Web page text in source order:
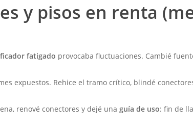
y pisos en renta
fatigado provocaba fluctuaciones. Cambié
expuestos. Rehice el tramo crítico, blindé
renové conectores y dejé unaguía de uso: fin de